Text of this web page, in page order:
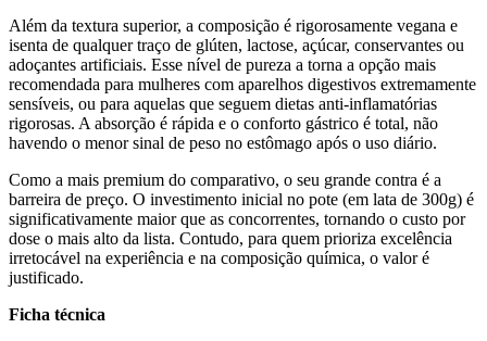
Além da textura superior, a composição é rigorosamente vegana e
isenta de qualquer traço de glúten, lactose, açúcar, conservantes ou
adoçantes artificiais. Esse nível de pureza a torna a opção mais
recomendada para mulheres com aparelhos digestivos extremamente
sensíveis, ou para aquelas que seguem dietas anti-inflamatórias
rigorosas. A absorção é rápida e o conforto gástrico é total, não
havendo o menor sinal de peso no estômago após o uso diário.
Como a mais premium do comparativo, o seu grande contra é a
barreira de preço. O investimento inicial no pote (em lata de 300g) é
significativamente maior que as concorrentes, tornando o custo por
dose o mais alto da lista. Contudo, para quem prioriza excelência
irretocável na experiência e na composição química, o valor é
justificado.
Ficha técnica